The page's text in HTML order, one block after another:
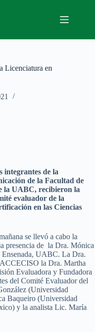
Licenciatura en
integrantes de la
de la Facultad de
la UABC, recibieron la
evaluador de la
en las Ciencias
se llevó a cabo la
presencia de la Dra. Mónica
Ensenada, UABC. La Dra.
la Dra. Martha
Evaluadora y Fundadora
del Comité Evaluador del
(Universidad
Baqueiro (Universidad
y la analista Lic. María